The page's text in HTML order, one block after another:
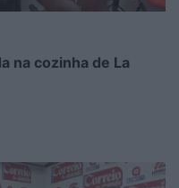
na cozinha de La